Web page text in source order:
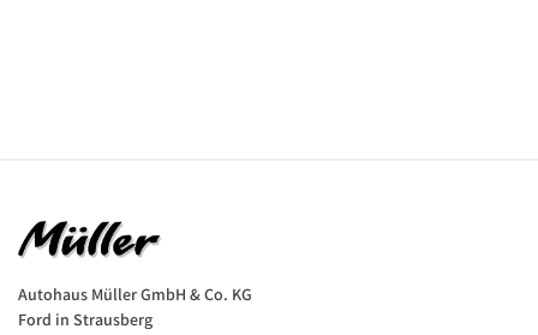
Autohaus Müller GmbH & Co. KG
Ford in Strausberg